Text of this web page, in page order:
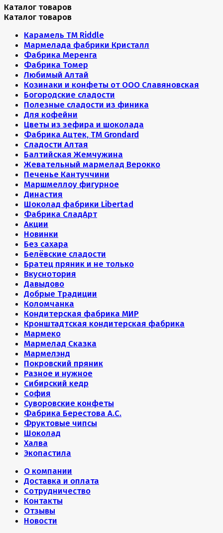
Каталог товаров
Каталог товаров
Карамель ТМ Riddle
Мармелада фабрики Кристалл
Фабрика Меренга
Фабрика Томер
Любимый Алтай
Козинаки и конфеты от ООО Славяновская
Богородские сладости
Полезные сладости из финика
Для кофейни
Цветы из зефира и шоколада
Фабрика Ацтек, ТМ Grondard
Сладости Алтая
Балтийская Жемчужина
Жевательный мармелад Верокко
Печенье Кантуччини
Маршмеллоу фигурное
Династия
Шоколад фабрики Libertad
Фабрика СладАрт
Акции
Новинки
Без сахара
Белёвские сладости
Братец пряник и не только
Вкуснотория
Давыдово
Добрые Традиции
Коломчанка
Кондитерская фабрика МИР
Кронштадтская кондитерская фабрика
Мармеко
Мармелад Сказка
Мармелэнд
Покровский пряник
Разное и нужное
Сибирский кедр
София
Суворовские конфеты
Фабрика Берестова А.С.
Фруктовые чипсы
Шоколад
Халва
Экопастила
О компании
Доставка и оплата
Сотрудничество
Контакты
Отзывы
Новости